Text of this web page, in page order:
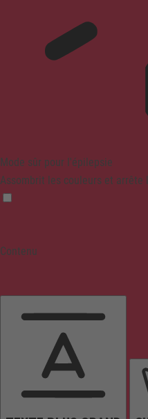
Mode sûr pour l'épilepsie
Assombrit les couleurs et arrête
Contenu